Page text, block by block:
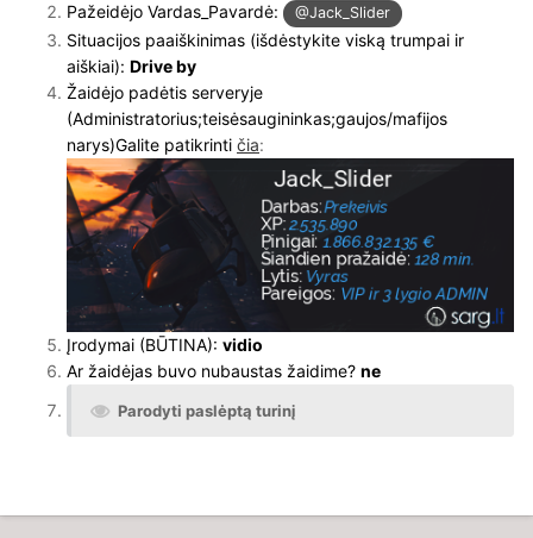
Pažeidėjo Vardas_Pavardė:
@Jack_Slider
Situacijos paaiškinimas (išdėstykite viską trumpai ir
aiškiai): Drive by
Žaidėjo padėtis serveryje
(Administratorius;teisėsaugininkas;gaujos/mafijos
narys)Galite patikrinti čia:
Įrodymai (BŪTINA): vidio
Ar žaidėjas buvo nubaustas žaidime? ne
Parodyti paslėptą turinį